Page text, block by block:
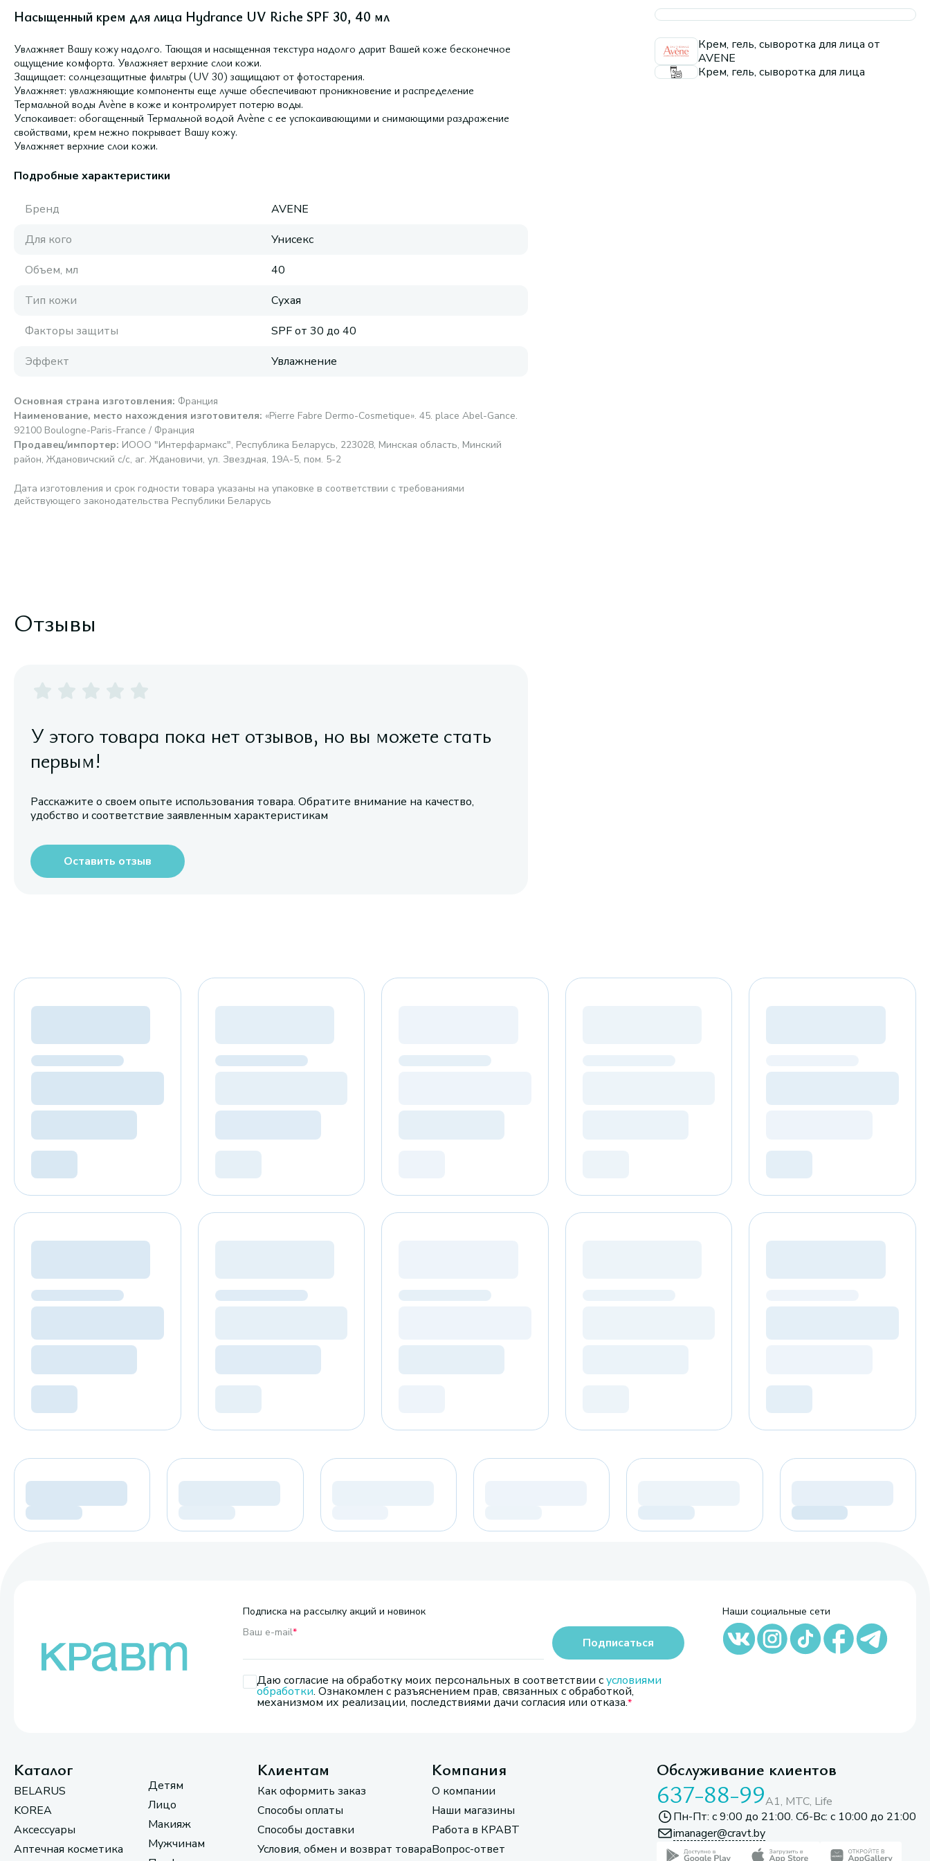
Насыщенный крем для лица Hydrance UV Riche SPF 30, 40 мл
Увлажняет Вашу кожу надолго. Тающая и насыщенная текстура надолго дарит Вашей коже бесконечное
ощущение комфорта. Увлажняет верхние слои кожи.
Защищает: солнцезащитные фильтры (UV 30) защищают от фотостарения.
Увлажняет: увлажняющие компоненты еще лучше обеспечивают проникновение и распределение
Термальной воды Avène в коже и контролирует потерю воды.
Успокаивает: обогащенный Термальной водой Avène с ее успокаивающими и снимающими раздражение
свойствами, крем нежно покрывает Вашу кожу.
Увлажняет верхние слои кожи.
Подробные характеристики
Бренд
AVENE
Для кого
Унисекс
Объем, мл
40
Тип кожи
Сухая
Факторы защиты
SPF от 30 до 40
Эффект
Увлажнение
Основная страна изготовления: Франция
Наименование, место нахождения изготовителя: «Pierre Fabre Dermo-Cosmetique». 45. place Abel-Gance.
92100 Boulogne-Paris-France / Франция
Продавец/импортер: ИООО "Интерфармакс", Республика Беларусь, 223028, Минская область, Минский
район, Ждановичский с/с, аг. Ждановичи, ул. Звездная, 19А-5, пом. 5-2
Дата изготовления и срок годности товара указаны на упаковке в соответствии с требованиями
действующего законодательства Республики Беларусь
Крем, гель, сыворотка для лица от
AVENE
Крем, гель, сыворотка для лица
Отзывы
У этого товара пока нет отзывов, но вы можете стать
первым!
Расскажите о своем опыте использования товара. Обратите внимание на качество,
удобство и соответствие заявленным характеристикам
Оставить отзыв
Подписка на рассылку акций и новинок
Ваш e-mail*
Даю согласие на обработку моих персональных в соответствии сусловиями
обработки. Ознакомлен с разъяснением прав, связанных с обработкой,
механизмом их реализации, последствиями дачи согласия или отказа.
Подписаться
Наши социальные сети
Каталог
BELARUS
KOREA
Аксессуары
Аптечная косметика
Детям
Лицо
Макияж
Мужчинам
Клиентам
Как оформить заказ
Способы оплаты
Способы доставки
Условия, обмен и возврат товара
Компания
О компании
Наши магазины
Работа в КРАВТ
Вопрос-ответ
Обслуживание клиентов
637-88-99A1, МТС, Life
Пн-Пт: с 9:00 до 21:00. Сб-Вс: с 10:00 до 21:00
imanager@cravt.by